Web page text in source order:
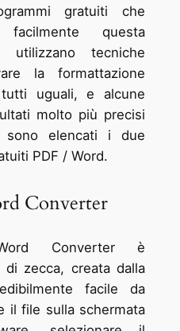
gratuiti che
questa
tecniche
la formattazione
uguali, e alcune
molto più precisi
elencati i due
PDF / Word.
Converter
Converter è
di zecca, creata dalla
facile da
il file sulla schermata